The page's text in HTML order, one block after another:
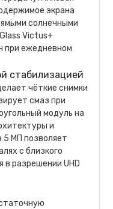
экрана
солнечными
Victus+
при ежедневном
стабилизацией
чёткие снимки
смаз при
модуль на
и
5 МП позволяет
с близкого
в разрешении UHD